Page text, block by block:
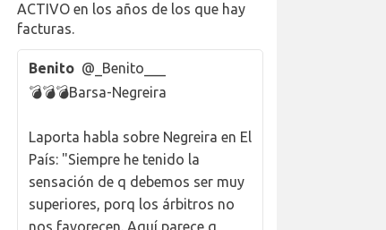
ACTIVO en los años de los que hay
facturas.
Benito @_Benito___
💣💣💣Barsa-Negreira
Laporta habla sobre Negreira en El
País: "Siempre he tenido la
sensación de q debemos ser muy
superiores, porq los árbitros no
nos favorecen. Aquí parece q